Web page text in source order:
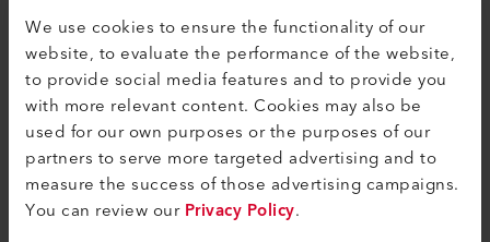
We use cookies to ensure the functionality of our
website, to evaluate the performance of the website,
to provide social media features and to provide you
with more relevant content. Cookies may also be
used for our own purposes or the purposes of our
partners to serve more targeted advertising and to
measure the success of those advertising campaigns.
You can review ourPrivacy Policy.
Services
myLeister Apps
Contatti e Informazioni legali
Contatti
Trovare un rivenditore
Termini e condizioni